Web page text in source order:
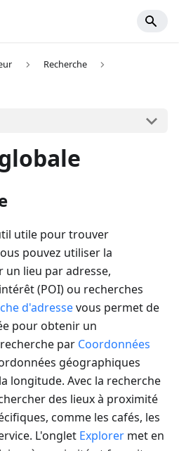
Recherche
utile pour trouver
pouvez utiliser la
un lieu par adresse,
(POI) ou recherches
d'adressevous permet de
pour obtenir un
par Coordonnées
géographiques
longitude. Avec la recherche
des lieux à proximité
comme les cafés, les
L'onglet Explorer met en